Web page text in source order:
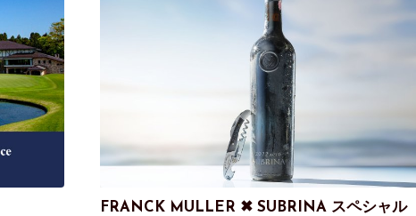
FRANCK MULLER ✖ SUBRINA スペシャル